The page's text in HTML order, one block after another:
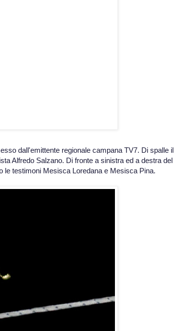
dall'emittente regionale campana TV7. Di spalle il
Alfredo Salzano. Di fronte a sinistra ed a destra del
le testimoni Mesisca Loredana e Mesisca Pina.